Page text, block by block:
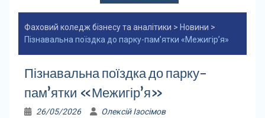
Фаховий коледж бізнесу та аналітики > Новини >
Пізнавальна поїздка до парку-пам’ятки «Межигір’я»
Пізнавальна поїздка до парку-
пам’ятки «Межигір’я»
26/05/2026 Олексій Ізосімов